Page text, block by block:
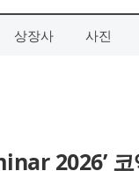
상장사 사진
2026’